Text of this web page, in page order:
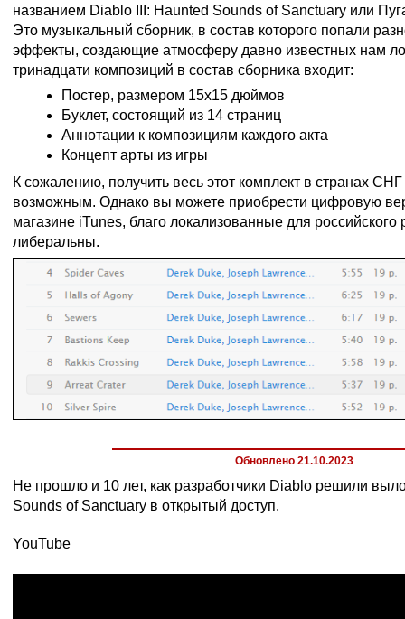
названием Diablo III: Haunted Sounds of Sanctuary или
Это музыкальный сборник, в состав которого попали
эффекты, создающие атмосферу давно известных нам
тринадцати композиций в состав сборника входит:
Постер, размером 15х15 дюймов
Буклет, состоящий из 14 страниц
Аннотации к композициям каждого акта
Концепт арты из игры
К сожалению, получить весь этот комплект в странах
возможным. Однако вы можете приобрести цифровую
магазине iTunes, благо локализованные для
либеральны.
Обновлено 21.10.2023
Не прошло и 10 лет, как разработчики Diablo решили
Sounds of Sanctuary в открытый доступ.
YouTube